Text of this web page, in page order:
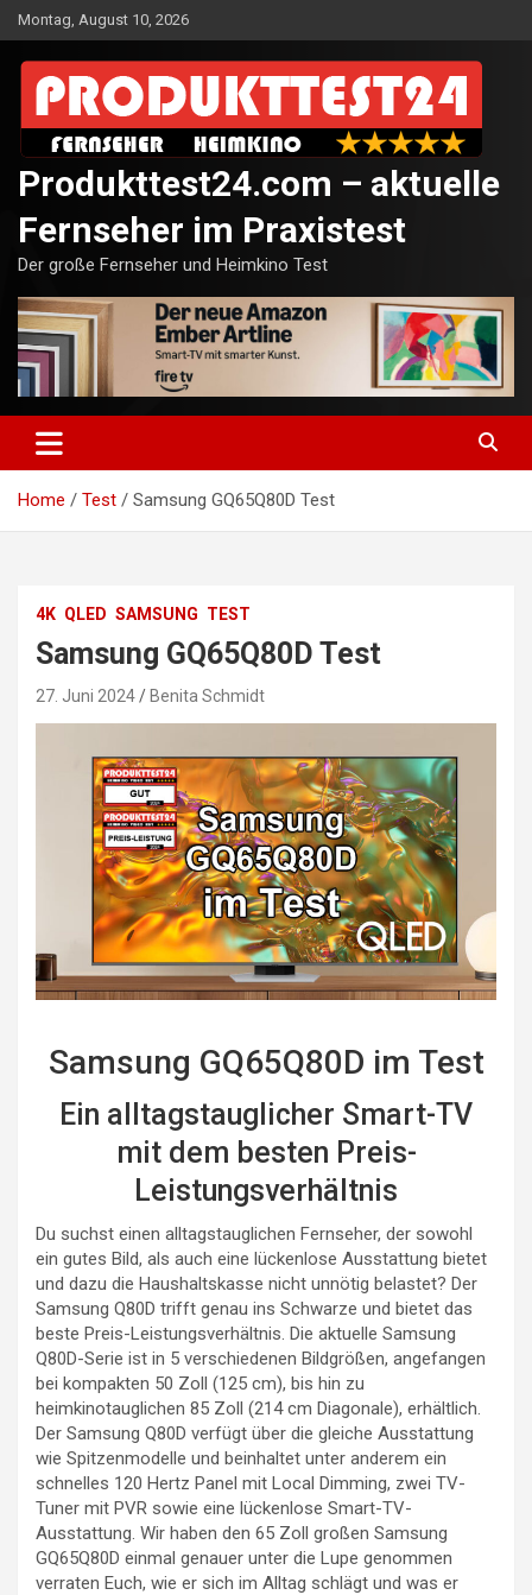
Skip
to
content
Montag, August 10, 2026
Produkttest24.com – aktuelle
Fernseher im Praxistest
Der große Fernseher und Heimkino Test
Home Test Samsung GQ65Q80D Test
4K QLED SAMSUNG TEST
Samsung GQ65Q80D Test
27. Juni 2024 Benita Schmidt
Samsung GQ65Q80D im Test
Ein alltagstauglicher Smart-TV
mit dem besten Preis-
Leistungsverhältnis
Du suchst einen alltagstauglichen Fernseher, der sowohl
ein gutes Bild, als auch eine lückenlose Ausstattung bietet
und dazu die Haushaltskasse nicht unnötig belastet? Der
Samsung Q80D trifft genau ins Schwarze und bietet das
beste Preis-Leistungsverhältnis. Die aktuelle Samsung
Q80D-Serie ist in 5 verschiedenen Bildgrößen, angefangen
bei kompakten 50 Zoll (125 cm), bis hin zu
heimkinotauglichen 85 Zoll (214 cm Diagonale), erhältlich.
Der Samsung Q80D verfügt über die gleiche Ausstattung
wie Spitzenmodelle und beinhaltet unter anderem ein
schnelles 120 Hertz Panel mit Local Dimming, zwei TV-
Tuner mit PVR sowie eine lückenlose Smart-TV-
Ausstattung. Wir haben den 65 Zoll großen Samsung
GQ65Q80D einmal genauer unter die Lupe genommen
verraten Euch, wie er sich im Alltag schlägt und was er